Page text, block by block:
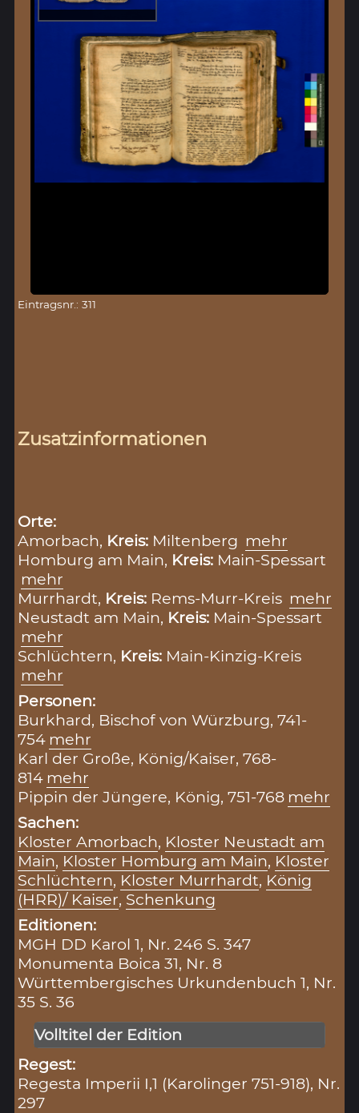
Eintragsnr.: 311
Zusatzinformationen
Orte:
Amorbach, Kreis: Miltenberg mehr
Homburg am Main, Kreis: Main-Spessart
mehr
Murrhardt, Kreis: Rems-Murr-Kreis mehr
Neustadt am Main, Kreis: Main-Spessart
mehr
Schlüchtern, Kreis: Main-Kinzig-Kreis
mehr
Personen:
Burkhard, Bischof von Würzburg, 741-
754 mehr
Karl der Große, König/Kaiser, 768-
814 mehr
Pippin der Jüngere, König, 751-768 mehr
Sachen:
Kloster Amorbach, Kloster Neustadt am
Main, Kloster Homburg am Main, Kloster
Schlüchtern, Kloster Murrhardt, König
(HRR)/ Kaiser, Schenkung
Editionen:
MGH DD Karol 1, Nr. 246 S. 347
Monumenta Boica 31, Nr. 8
Württembergisches Urkundenbuch 1, Nr.
35 S. 36
Volltitel der Edition
Regest:
Regesta Imperii I,1 (Karolinger 751-918), Nr.
297